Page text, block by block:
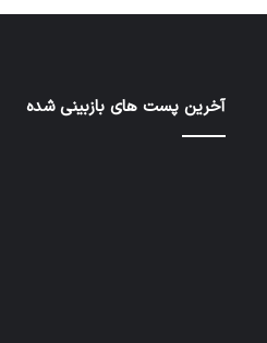
آخرین پست های بازبینی شده